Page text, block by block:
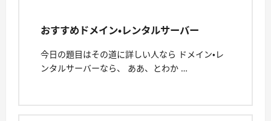
おすすめドメイン・レンタルサーバー
今日の題目はその道に詳しい人なら ドメイン・レ
ンタルサーバーなら、 ああ、とわか …